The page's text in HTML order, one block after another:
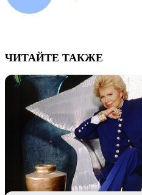
ЧИТАЙТЕ ТАКЖЕ